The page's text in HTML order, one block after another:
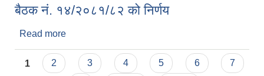
बैठक नं. १४/२०८१/८२ को निर्णय
Read more
Pages
1 2 3 4 5 6
7